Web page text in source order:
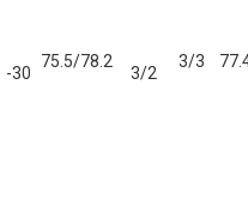
-30
75.5/78.2
3/2
3/3